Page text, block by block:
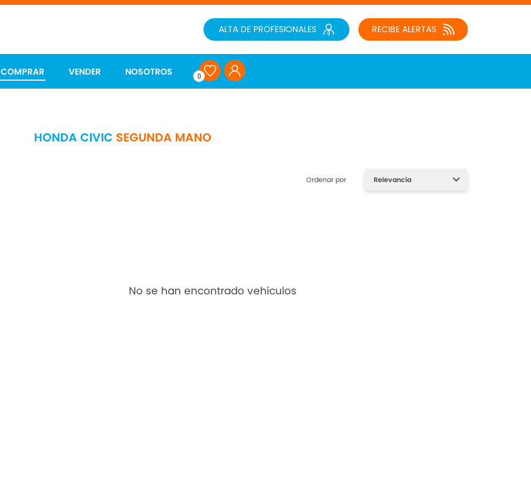
RECIBE ALERTAS
ALTA DE PROFESIONALES
COMPRAR VENDER NOSOTROS 0
HONDA CIVIC SEGUNDA MANO
Ordenar por
No se han encontrado vehículos